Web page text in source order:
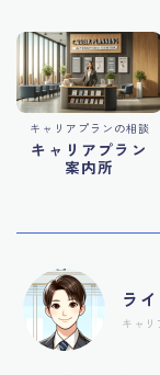
キャリアプランの相談
キャリアプラン
案内所
ラ
キャ